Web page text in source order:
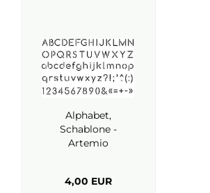
Alphabet,
Schablone -
Artemio
4,00 EUR